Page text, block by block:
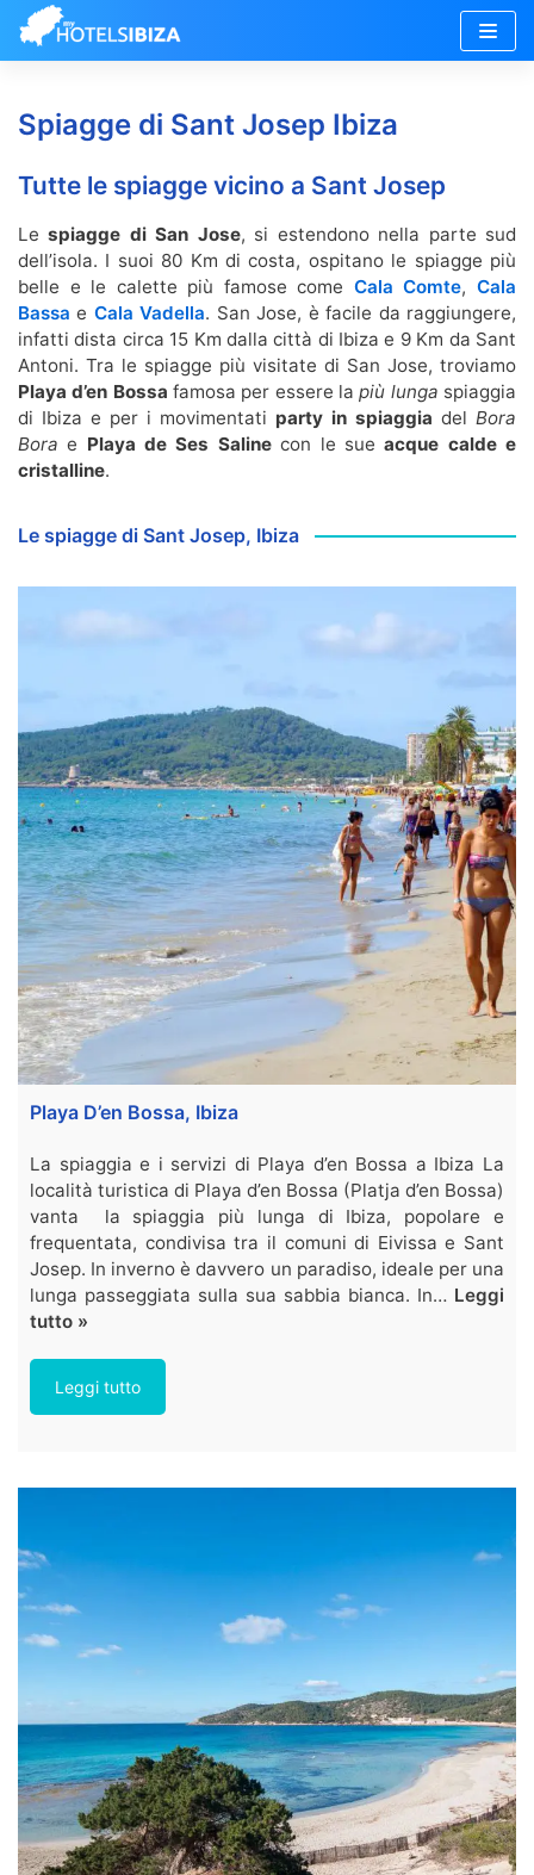
Vai
contenuto
Spiagge di Sant Josep Ibiza
Tutte le spiagge vicino a Sant Josep
Lespiagge di San Jose, si estendono nella parte sud
dell’isola. I suoi 80 Km di costa, ospitano le spiagge più
belle e le calette più famose come Cala Comte,Cala
Bassa e Cala Vadella. San Jose, è facile da raggiungere,
infatti dista circa 15 Km dalla città di Ibiza e 9 Km da Sant
Antoni. Tra le spiagge più visitate di San Jose, troviamo
Playa d’en Bossa famosa per essere lapiù lunga spiaggia
di Ibiza e per i movimentati party in spiaggia del Bora
Bora e Playa de Ses Salinecon le sueacque calde e
cristalline.
Le spiagge di Sant Josep, Ibiza
Playa D’en Bossa, Ibiza
La spiaggia e i servizi di Playa d’en Bossa a Ibiza La
località turistica di Playa d’en Bossa (Platja d’en Bossa)
vanta la spiaggia più lunga di Ibiza, popolare e
frequentata, condivisa tra il comuni di Eivissa e Sant
Josep. In inverno è davvero un paradiso, ideale per una
lunga passeggiata sulla sua sabbia bianca. In… Leggi
tutto »
Leggi tutto